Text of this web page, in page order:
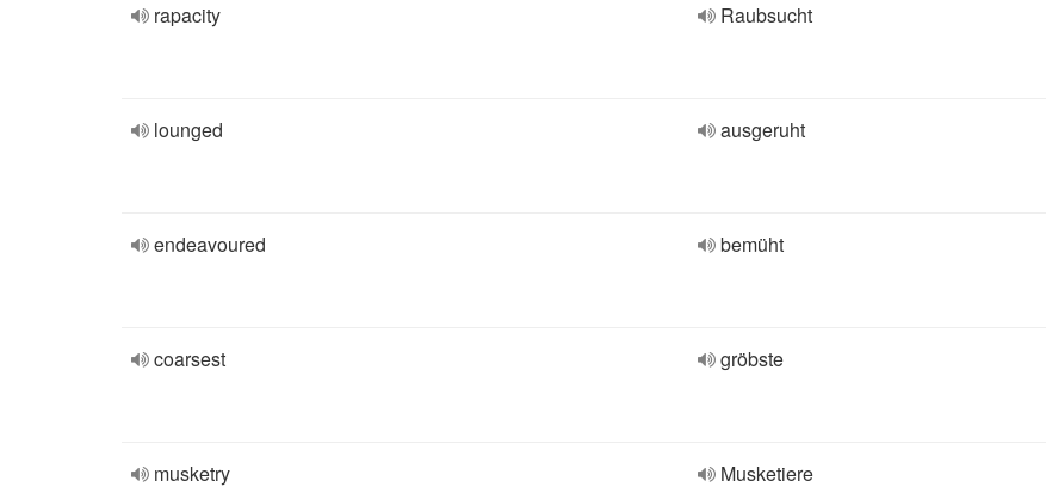
rapacity Raubsucht
lounged ausgeruht
endeavoured bemüht
coarsest gröbste
musketry Musketiere